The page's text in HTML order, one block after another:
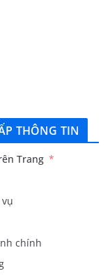
THÔNG TIN
Trang
chính